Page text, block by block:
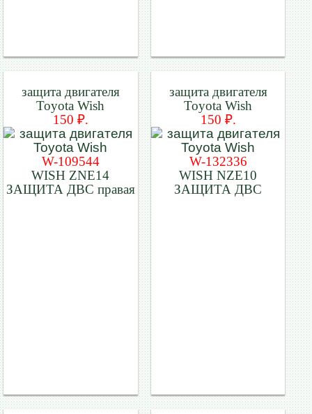
защита двигателя
Toyota Wish
150 ₽.
W-109544
WISH ZNE14
ЗАЩИТА ДВС правая
защита двигателя
Toyota Wish
150 ₽.
W-132336
WISH NZE10
ЗАЩИТА ДВС